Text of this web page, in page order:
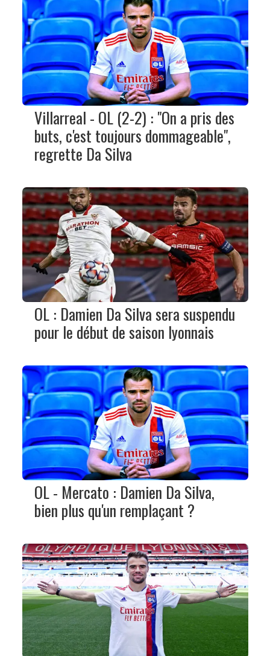
Villarreal - OL (2-2) : "On a pris des
buts, c'est toujours dommageable",
regrette Da Silva
OL : Damien Da Silva sera suspendu
pour le début de saison lyonnais
OL - Mercato : Damien Da Silva,
bien plus qu'un remplaçant ?